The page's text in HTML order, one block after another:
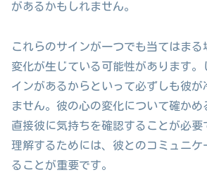
があるかもしれません。
これらのサインが一つでも当てはまる
変化が生じている可能性があります。
インがあるからといって必ずしも彼が
ません。彼の心の変化について確かめ
直接彼に気持ちを確認することが必要
理解するためには、彼とのコミュニケ
ることが重要です。